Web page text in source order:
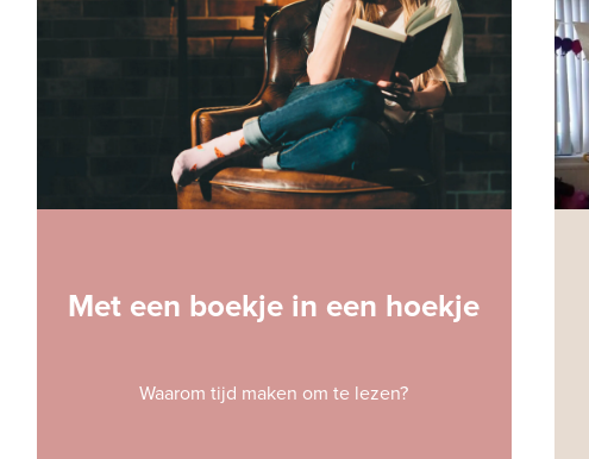
Met een boekje in een hoekje
Waarom tijd maken om te lezen?